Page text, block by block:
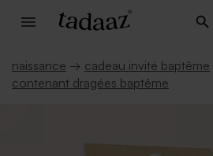
naissance → cadeau invité baptême
contenant dragées baptême